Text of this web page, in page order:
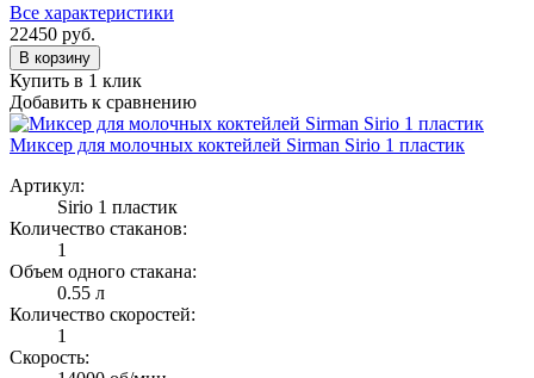
Все характеристики
22450 руб.
В корзину
Купить в 1 клик
Добавить к сравнению
Миксер для молочных коктейлей Sirman Sirio 1 пластик
Артикул:
Sirio 1 пластик
Количество стаканов:
1
Объем одного стакана:
0.55 л
Количество скоростей:
1
Скорость: